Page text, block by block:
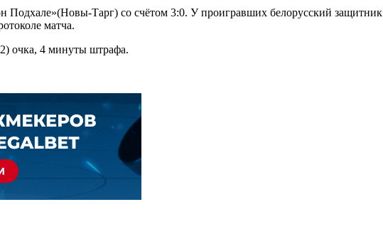
Тарг) со счётом 3:0. У проигравших белорусский защитник
матча.
очка, 4 минуты штрафа.